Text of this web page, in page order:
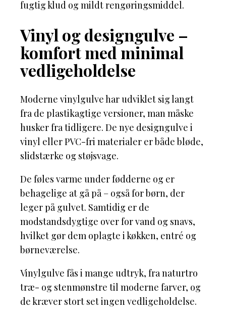
fugtig klud og mildt rengøringsmiddel.
Vinyl og designgulve –
komfort med minimal
vedligeholdelse
Moderne vinylgulve har udviklet sig langt
fra de plastikagtige versioner, man måske
husker fra tidligere. De nye designgulve i
vinyl eller PVC-fri materialer er både bløde,
slidstærke og støjsvage.
De føles varme under fødderne og er
behagelige at gå på – også for børn, der
leger på gulvet. Samtidig er de
modstandsdygtige over for vand og snavs,
hvilket gør dem oplagte i køkken, entré og
børneværelse.
Vinylgulve fås i mange udtryk, fra naturtro
træ- og stenmønstre til moderne farver, og
de kræver stort set ingen vedligeholdelse.